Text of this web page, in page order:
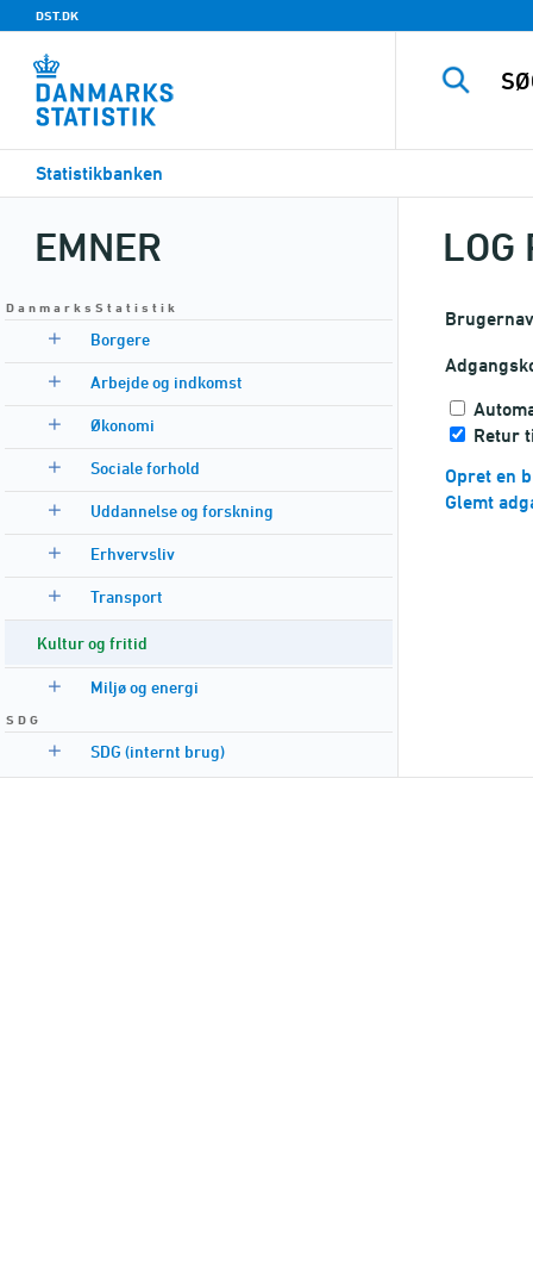
DST.DK
Statistikbanken
EMNER
D a n m a r k s S t a t i s t i k
Borgere
Arbejde og indkomst
Økonomi
Sociale forhold
Uddannelse og forskning
Erhvervsliv
Transport
Kultur og fritid
Miljø og energi
S D G
SDG (internt brug)
LOG
Retur
Opret en
Glemt